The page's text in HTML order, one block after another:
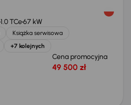
1.0 TCe67 kW
Książka serwisowa
+7 kolejnych
Cena promocyjna
49 500 zł